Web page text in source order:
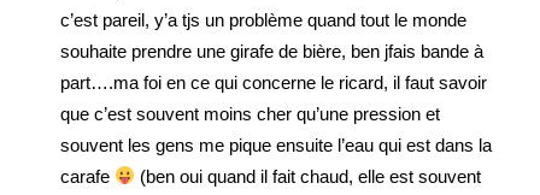
c’est pareil, y’a tjs un problème quand tout le monde
souhaite prendre une girafe de bière, ben jfais bande à
part….ma foi en ce qui concerne le ricard, il faut savoir
que c’est souvent moins cher qu’une pression et
souvent les gens me pique ensuite l’eau qui est dans la
carafe
(ben oui quand il fait chaud, elle est souvent